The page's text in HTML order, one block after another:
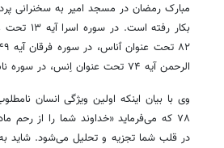
مبارک رمضان در مسجد امیر به سخنرانی
بکاررفته است. در سوره اسرا آیه ۱۳ تحت عنوان انسان؛ در سوره
۸۲ تحت عنوان
ٱناس، در سوره فرقان آیه ۴۹ تحت عنوان
الرحمن آیه ۷۴ تحت عنوان اِنس، در سوره
وی با بیان اینکه اولین ویژگی انسان
۷۸ که می‌فرماید «خداوند شما را از
در قلب شما تجزیه و تحلیل می‌شود. شاید